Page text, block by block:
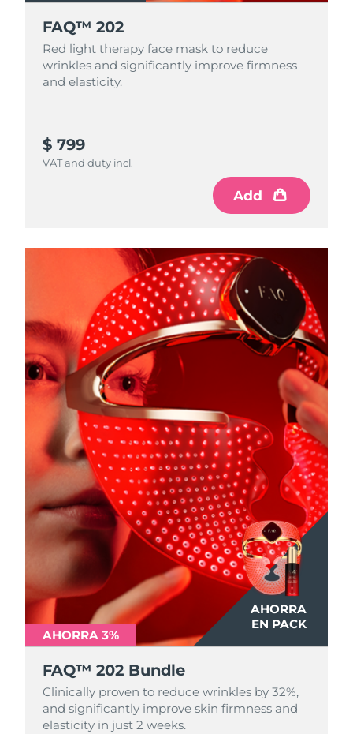
FAQ™ 202
Red light therapy face mask to reduce
wrinkles and significantly improve firmness
and elasticity.
$ 799
VAT and duty incl.
Add
AHORRA
EN PACK
AHORRA 3%
FAQ™ 202 Bundle
Clinically proven to reduce wrinkles by 32%,
and significantly improve skin firmness and
elasticity in just 2 weeks.